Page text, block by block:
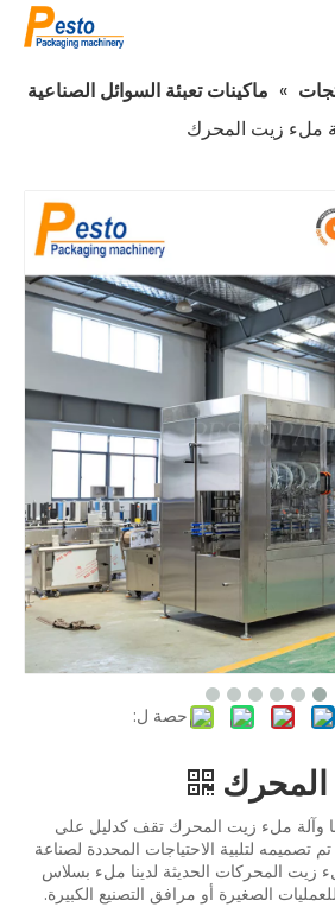
» ماكينات تعبئة السوائل الصناعية
ملء زيت المحرك
حصة ل:
وآلة ملء زيت المحرك تقف كدليل على
تصميمه لتلبية الاحتياجات المحددة لصناعة
زيت المحركات الحديثة لدينا ملء بسلاس
الصغيرة أو مرافق التصنيع الكبيرة.